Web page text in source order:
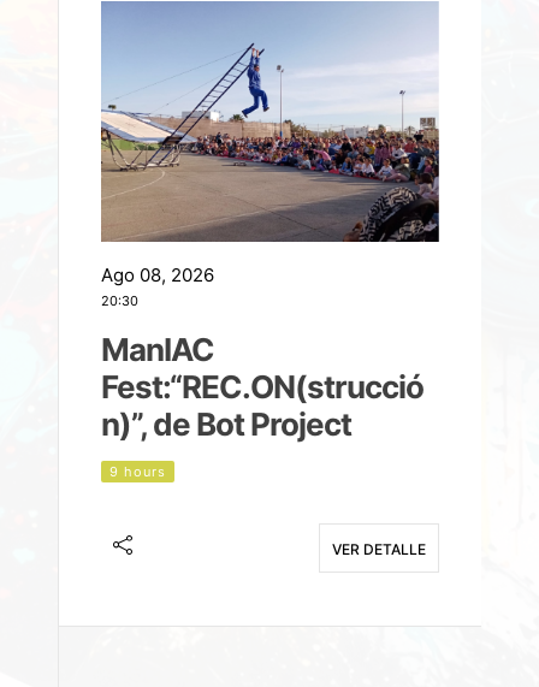
Ago 08, 2026
20:30
ManIAC
Fest:“REC.ON(strucció
n)”, de Bot Project
9 hours
VER DETALLE